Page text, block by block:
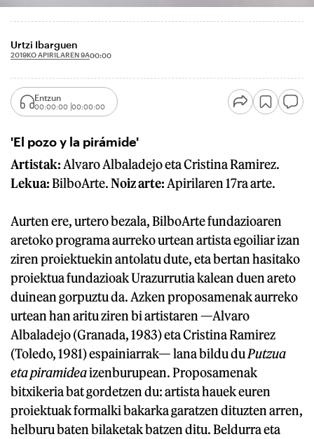
Urtzi Ibarguen
2019KO APIRILAREN 9A00:00
Entzun
00:00:00 00:00:00
'El pozo y la pirámide'
Artistak: Alvaro Albaladejo eta Cristina Ramirez.
Lekua:BilboArte.Noiz arte: Apirilaren 17ra arte.
Aurten ere, urtero bezala, BilboArte fundazioaren
aretoko programa aurreko urtean artista egoiliar izan
ziren proiektuekin antolatu dute, eta bertan hasitako
proiektua fundazioak Urazurrutia kalean duen areto
duinean gorpuztu da. Azken proposamenak aurreko
urtean han aritu ziren bi artistaren —Alvaro
Albaladejo (Granada, 1983) eta Cristina Ramirez
(Toledo, 1981) espainiarrak— lana bildu du Putzua
eta piramideaizenburupean. Proposamenak
bitxikeria bat gordetzen du: artista hauek euren
proiektuak formalki bakarka garatzen dituzten arren,
helburu baten bilaketak batzen ditu. Beldurra eta